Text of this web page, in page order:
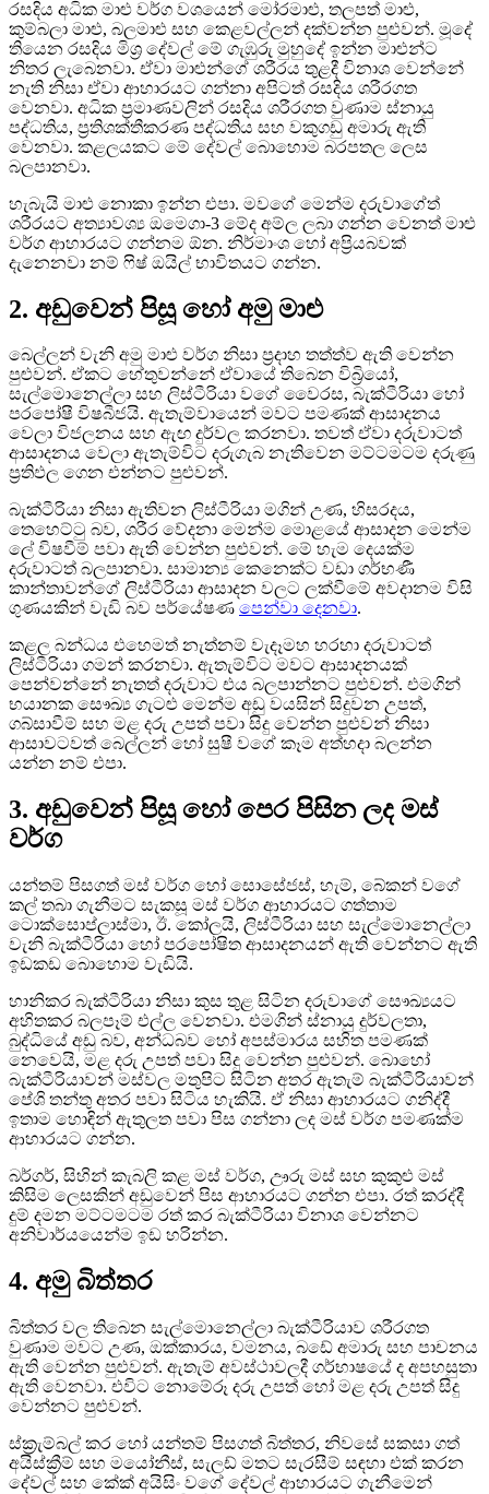
රසදිය අධික මාළු වර්ග වශයෙන් මෝරමාළු, තලපත් මාළු,
කුම්බලා මාළු, බලමාළු සහ කෙළවල්ලන් දක්වන්න පුළුවන්. මූදේ
තියෙන රසදිය මිශ්‍ර දේවල් මේ ගැඹුරු මුහුදේ ඉන්න මාළුන්ට
නිතර ලැබෙනවා. ඒවා මාළුන්ගේ ශරීරය තුළදී විනාශ වෙන්නේ
නැති නිසා ඒවා ආහාරයට ගන්නා අපිටත් රසදිය ශරීරගත
වෙනවා. අධික ප්‍රමාණවලින් රසදිය ශරීරගත වුණාම ස්නායු
පද්ධතිය, ප්‍රතිශක්තීකරණ පද්ධතිය සහ වකුගඩු අමාරු ඇති
වෙනවා. කළලයකට මේ දේවල් බොහොම බරපතල ලෙස
බලපානවා.
හැබැයි මාළු නොකා ඉන්න එපා. මවගේ මෙන්ම දරුවාගේත්
ශරීරයට අත්‍යාවශ්‍ය ඔමෙගා-3 මේද අම්ල ලබා ගන්න වෙනත් මාළු
වර්ග ආහාරයට ගන්නම ඕන. නිර්මාංශ හෝ අප්‍රියබවක්
දැනෙනවා නම් ෆිෂ් ඔයිල් භාවිතයට ගන්න.
2. අඩුවෙන් පිසූ හෝ අමු මාළු
බෙල්ලන් වැනි අමු මාළු වර්ග නිසා ප්‍රදාහ තත්ත්ව ඇති වෙන්න
පුළුවන්. ඒකට හේතුවන්නේ ඒවායේ තිබෙන විබ්‍රියෝ,
සැල්මොනෙල්ලා සහ ලිස්ටීරියා වගේ වෛරස, බැක්ටීරියා හෝ
පරපෝෂී විෂබීජයි. ඇතැම්වායෙන් මවට පමණක් ආසාදනය
වෙලා විජලනය සහ ඇඟ දුර්වල කරනවා. තවත් ඒවා දරුවාටත්
ආසාදනය වෙලා ඇතැම්විට දරුගැබ නැතිවෙන මට්ටමටම දරුණු
ප්‍රතිඵල ගෙන එන්නට පුළුවන්.
බැක්ටීරියා නිසා ඇතිවන ලිස්ටීරියා මගින් උණ, හිසරදය,
තෙහෙට්ටු බව, ශරීර වේදනා මෙන්ම මොළයේ ආසාදන මෙන්ම
ලේ විෂවීම් පවා ඇති වෙන්න පුළුවන්. මේ හැම දෙයක්ම
දරුවාටත් බලපානවා. සාමාන්‍ය කෙනෙක්ට වඩා ගර්භණී
කාන්තාවන්ගේ ලිස්ටීරියා ආසාදන වලට ලක්වීමේ අවදානම විසි
ගුණයකින් වැඩි බව පර්යේෂණ පෙන්වා දෙනවා.
කළල බන්ධය එහෙමත් නැත්නම් වැදෑමහ හරහා දරුවාටත්
ලිස්ටීරියා ගමන් කරනවා. ඇතැම්විට මවට ආසාදනයක්
පෙන්වන්නේ නැතත් දරුවාට එය බලපාන්නට පුළුවන්. එමගින්
භයානක සෞඛ්‍ය ගැටළු මෙන්ම අඩු වයසින් සිදුවන උපත්,
ගබ්සාවීම් සහ මළ දරු උපත් පවා සිදු වෙන්න පුළුවන් නිසා
ආසාවටවත් බෙල්ලන් හෝ සුෂී වගේ කෑම අත්හදා බලන්න
යන්න නම් එපා.
3. අඩුවෙන් පිසූ හෝ පෙර පිසින ලද මස්
වර්ග
යන්තම් පිසගත් මස් වර්ග හෝ සොසේජස්, හැම්, බේකන් වගේ
කල් තබා ගැනීමට සැකසූ මස් වර්ග ආහාරයට ගත්තාම
ටොක්සොප්ලාස්මා, ඊ. කෝලයි, ලිස්ටීරියා සහ සැල්මොනෙල්ලා
වැනි බැක්ටීරියා හෝ පරපෝෂිත ආසාදනයන් ඇති වෙන්නට ඇති
ඉඩකඩ බොහොම වැඩියි.
හානිකර බැක්ටීරියා නිසා කුස තුළ සිටින දරුවාගේ සෞඛ්‍යයට
අහිතකර බලපෑම් එල්ල වෙනවා. එමගින් ස්නායු දුර්වලතා,
බුද්ධියේ අඩු බව, අන්ධබව හෝ අපස්මාරය සහිත පමණක්
නෙවෙයි, මළ දරු උපත් පවා සිදු වෙන්න පුළුවන්. බොහෝ
බැක්ටීරියාවන් මස්වල මතුපිට සිටින අතර ඇතැම් බැක්ටීරියාවන්
පේශි තන්තු අතර පවා සිටිය හැකියි. ඒ නිසා ආහාරයට ගනිද්දී
ඉතාම හොඳින් ඇතුලත පවා පිස ගන්නා ලද මස් වර්ග පමණක්ම
ආහාරයට ගන්න.
බර්ගර්, සිහින් කැබලි කළ මස් වර්ග, ඌරු මස් සහ කුකුළු මස්
කිසිම ලෙසකින් අඩුවෙන් පිස ආහාරයට ගන්න එපා. රත් කරද්දී
දුම් දමන මට්ටමටම රත් කර බැක්ටීරියා විනාශ වෙන්නට
අනිවාර්යයෙන්ම ඉඩ හරින්න.
4. අමු බිත්තර
බිත්තර වල තිබෙන සැල්මොනෙල්ලා බැක්ටීරියාව ශරීරගත
වුණාම මවට උණ, ඔක්කාරය, වමනය, බඩේ අමාරු සහ පාචනය
ඇති වෙන්‍න පුළුවන්. ඇතැම් අවස්ථාවලදී ගර්භාෂයේ ද අපහසුතා
ඇති වෙනවා. එවිට නොමේරූ දරු උපත් හෝ මළ දරු උපත් සිදු
වෙන්නට පුළුවන්.
ස්ක්‍රැම්බල් කර හෝ යන්තම් පිසගත් බිත්තර, නිවසේ සකසා ගත්
අයිස්ක්‍රීම් සහ මයෝනීස්, සැලඩ් මතට සැරසීම් සඳහා එක් කරන
දේවල් සහ කේක් අයිසිං වගේ දේවල් ආහාරයට ගැනීමෙන්